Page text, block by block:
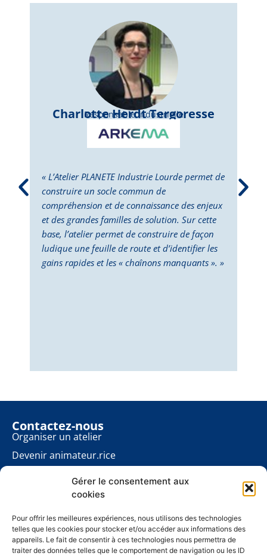
Gérer le consentement aux
cookies
Pour offrir les meilleures expériences, nous utilisons des technologies
telles que les cookies pour stocker et/ou accéder aux informations des
appareils. Le fait de consentir à ces technologies nous permettra de
traiter des données telles que le comportement de navigation ou les ID
Charlotte Herdt Tergoresse
Responsable Industrielle
« L’Atelier PLANETE Industrie Lourde permet de
construire un socle commun de
compréhension et de connaissance des enjeux
et des grandes familles de solution. Sur cette
base, l’atelier permet de construire de façon
ludique une feuille de route et d’identifier les
gains rapides et les « chaînons manquants ». »
Contactez-nous
Organiser un atelier
Devenir animateur.rice
Contact presse
À propos
Mentions légales